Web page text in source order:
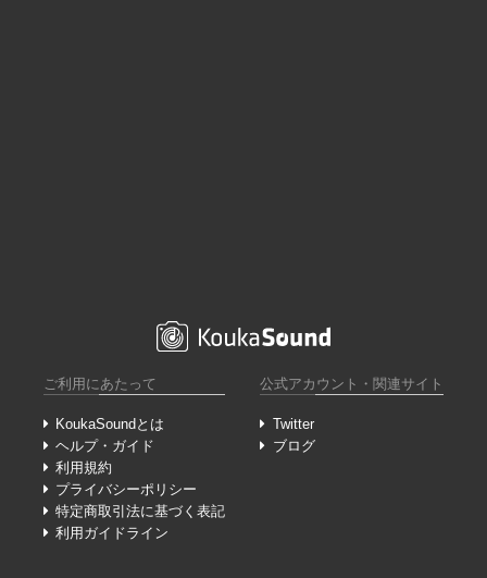
ご利用にあたって
KoukaSoundとは
ヘルプ・ガイド
利用規約
プライバシーポリシー
特定商取引法に基づく表記
利用ガイドライン
公式アカウント・関連サイト
Twitter
ブログ